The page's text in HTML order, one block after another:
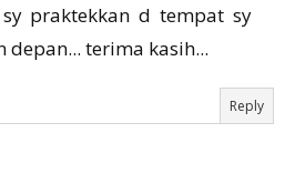
praktekkan d tempat sy
depan... terima kasih...
Reply